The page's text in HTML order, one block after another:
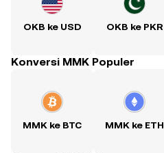
OKB ke USD OKB ke PKR
Konversi MMK Populer
MMK ke BTC MMK ke ETH